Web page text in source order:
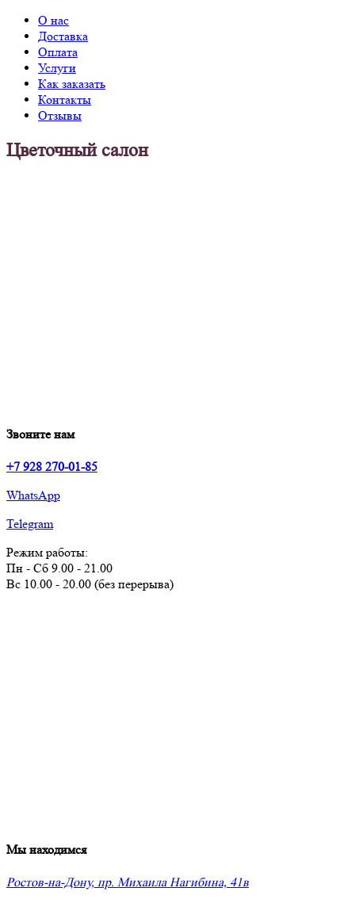
О нас
Доставка
Оплата
Услуги
Как заказать
Контакты
Отзывы
Цветочный салон
Звоните нам
+7 928 270-01-85
WhatsApp
Telegram
Режим работы:
Пн - Сб 9.00 - 21.00
Вс 10.00 - 20.00 (без перерыва)
Мы находимся
Ростов-на-Дону, пр. Михаила Нагибина, 41в